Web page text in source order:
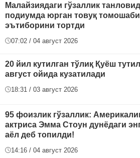
Малайзиядаги гўзаллик
подиумда юрган товуқ
эътиборини тортди
07:02 / 04 август 2026
20 йил кутилган тўлиқ Қуёш
август ойида кузатилади
18:31 / 03 август 2026
95 фоизлик гўзаллик:
актриса Эмма Стоун дунёдаги
аёл деб топилди!
14:16 / 04 август 2026